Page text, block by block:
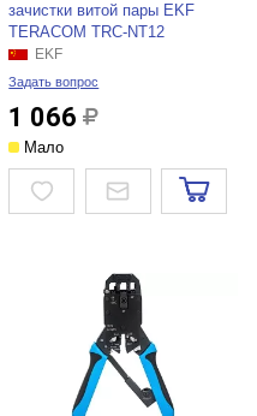
зачистки витой пары EKF
TERACOM TRC-NT12
EKF
Задать вопрос
1 066
Мало